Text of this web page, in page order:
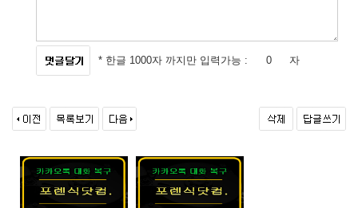
* 한글 1000자 까지만 입력가능 : 자